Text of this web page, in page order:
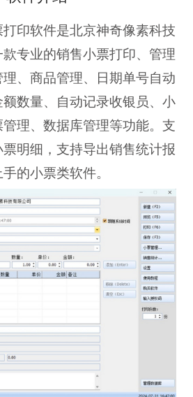
软件是北京神奇像素科技
专业的销售小票打印、管理
、商品管理、日期单号自动
数量、自动记录收银员、小
理、数据库管理等功能。支
明细，支持导出销售统计报
的小票类软件。